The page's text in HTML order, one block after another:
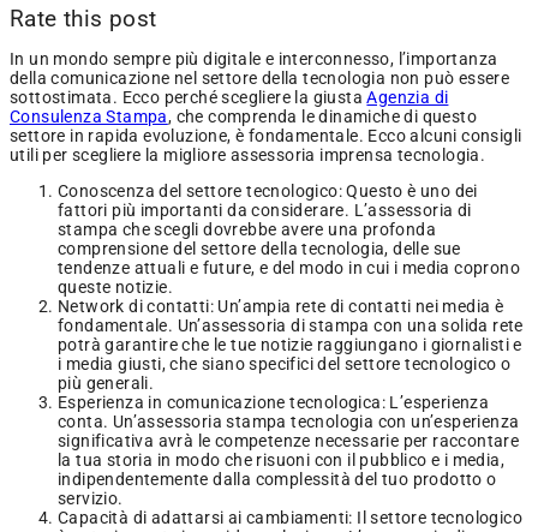
Rate this post
In un mondo sempre più digitale e interconnesso, l’importanza
della comunicazione nel settore della tecnologia non può essere
sottostimata. Ecco perché scegliere la giustaAgenzia di
Consulenza Stampa, che comprenda le dinamiche di questo
settore in rapida evoluzione, è fondamentale. Ecco alcuni consigli
utili per scegliere la migliore assessoria imprensa tecnologia.
Conoscenza del settore tecnologico: Questo è uno dei
fattori più importanti da considerare. L’assessoria di
stampa che scegli dovrebbe avere una profonda
comprensione del settore della tecnologia, delle sue
tendenze attuali e future, e del modo in cui i media coprono
queste notizie.
Network di contatti: Un’ampia rete di contatti nei media è
fondamentale. Un’assessoria di stampa con una solida rete
potrà garantire che le tue notizie raggiungano i giornalisti e
i media giusti, che siano specifici del settore tecnologico o
più generali.
Esperienza in comunicazione tecnologica: L’esperienza
conta. Un’assessoria stampa tecnologia con un’esperienza
significativa avrà le competenze necessarie per raccontare
la tua storia in modo che risuoni con il pubblico e i media,
indipendentemente dalla complessità del tuo prodotto o
servizio.
Capacità di adattarsi ai cambiamenti: Il settore tecnologico